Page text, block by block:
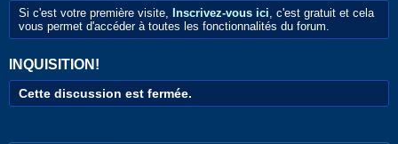
Si c'est votre première visite, Inscrivez-vous ici, c'est gratuit et cela
vous permet d'accéder à toutes les fonctionnalités du forum.
INQUISITION!
Cette discussion est fermée.